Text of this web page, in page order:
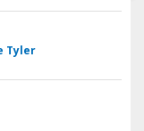
Tyler